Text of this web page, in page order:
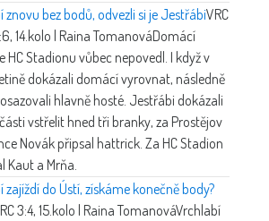
znovu bez bodů, odvezli si je JestřábiVRC
14.kolo | Raina TomanováDomácí
HC Stadionu vůbec nepovedl. I když v
dokázali domácí vyrovnat, následně
hlavně hosté. Jestřábi dokázali
vstřelit hned tři branky, za Prostějov
Novák připsal hattrick. Za HC Stadion
Kaut a Mrňa.
zajíždí do Ústí, získáme konečně body?
3:4, 15.kolo | Raina TomanováVrchlabí